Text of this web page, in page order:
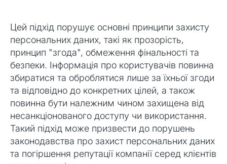
Цей підхід порушує основні принципи захисту
персональних даних, такі як прозорість,
принцип "згода", обмеження фінальності та
безпеки. Інформація про користувачів повинна
збиратися та оброблятися лише за їхньої згоди
та відповідно до конкретних цілей, а також
повинна бути належним чином захищена від
несанкціонованого доступу чи використання.
Такий підхід може призвести до порушень
законодавства про захист персональних даних
та погіршення репутації компанії серед клієнтів